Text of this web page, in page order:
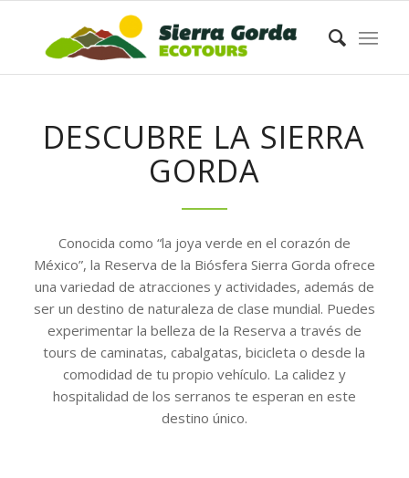
DESCUBRE LA SIERRA
GORDA
Conocida como “la joya verde en el corazón de
México”, la Reserva de la Biósfera Sierra Gorda ofrece
una variedad de atracciones y actividades, además de
ser un destino de naturaleza de clase mundial. Puedes
experimentar la belleza de la Reserva a través de
tours de caminatas, cabalgatas, bicicleta o desde la
comodidad de tu propio vehículo. La calidez y
hospitalidad de los serranos te esperan en este
destino único.